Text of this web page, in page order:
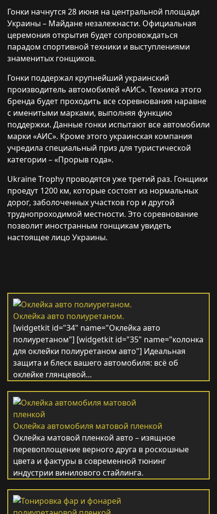
Гонки начнутся 28 июня на центральной площади
Украины – Майдане незалежнасти. Официальная
церемония открытия будет сопровождаться
парадом спортивной техники и выступлениями
знаменитых гонщиков.
Гонки поддержал крупнейший украинский
производитель автомобилей «АИС». Техника этого
бренда будет проходить все соревнования наравне
с именитыми марками, выполняя функцию
поддержки. Данные гонки испытают все автомобили
марки «АИС». Кроме этого украинская компания
учредила специальный приз для туристической
категории – «Прорыв года».
Ukraine Trophy проводятся уже третий раз. Гонщики
проедут 1200 км, которые состоят из нормальных
дорог, заболоченных участков гор и другой
труднопроходимой местности. Это соревнование
позволит иностранным гонщикам увидеть
настоящее лицо Украины.
Оклейка авто полиуретаном.
[widgetkit id="34" name="Оклейка авто
полиуретаном"] [widgetkit id="35" name="колонка
для оклейки полиуретаном авто"] Идеальная
защита и блеск вашего автомобиля: всё об
оклейке глянцевой…
Оклейка автомобиля матовой пленкой
Оклейка матовой пленкой авто – изящное
перевоплощение верного друга в роскошные
цвета и фактуры в современной тюнинг
индустрии винилового стайлинга.